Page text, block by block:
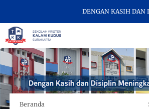
DENGAN KASIH DAN
Beranda